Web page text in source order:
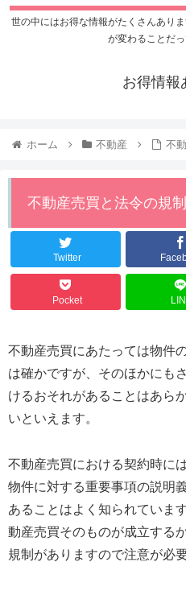
世の中にはお得な情報がたくさんあり
が変わることだっ
お得情報
ホーム 不動産 不
不動産売買と法令の規制
Twitter
Pocket
不動産売買にあたっては物件
は確かですが、そのほかにも
けるおそれがあることはあら
いといえます。
不動産売買における契約時に
物件に対する重要事項の説明
あることはよく知られていま
動産売買そのものが成立する
規制がありますので注意が必要